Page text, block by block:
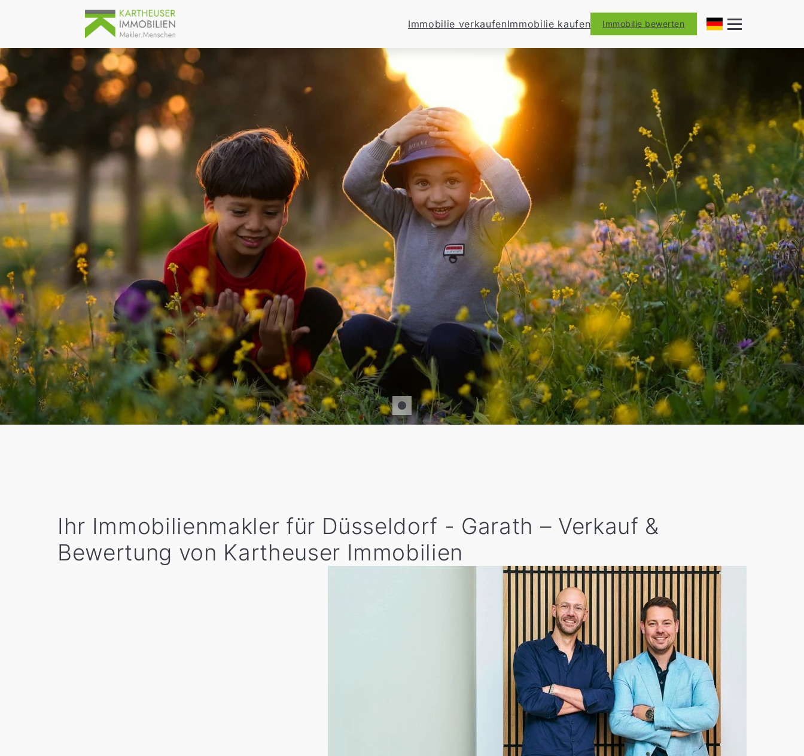
Immobilie verkaufenImmobilie kaufen Immobilie bewerten
Ihr Immobilienmakler für Düsseldorf - Garath – Verkauf &
Bewertung von Kartheuser Immobilien